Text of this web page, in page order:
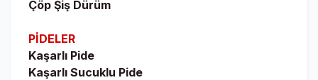
Çöp Şiş Dürüm
PİDELER
Kaşarlı Pide
Kaşarlı Sucuklu Pide